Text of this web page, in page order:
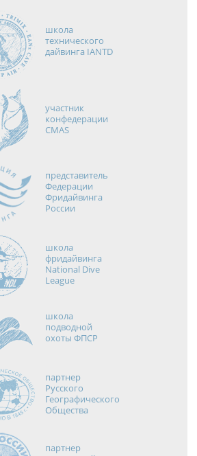
школа
технического
дайвинга IANTD
участник
конфедерации
CMAS
представитель
Федерации
Фридайвинга
России
школа
фридайвинга
National Dive
League
школа
подводной
охоты ФПСР
партнер
Русского
Географического
Общества
партнер